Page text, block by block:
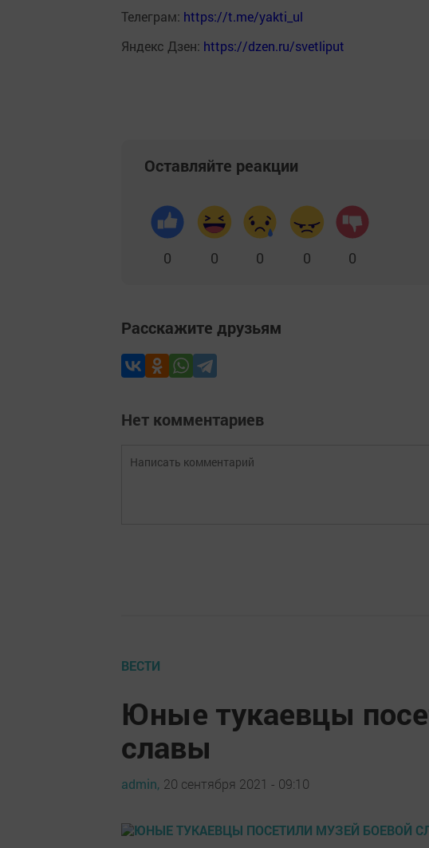
Телеграм: https://t.me/yakti_ul
Яндекс Дзен: https://dzen.ru/svetliput
Оставляйте реакции
0 0 0 0 0
Расскажите друзьям
Нет комментариев
ВЕСТИ
Юные тукаевцы
славы
admin, 20 сентября 2021 - 09:10